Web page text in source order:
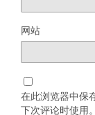
网站
在此浏览器中保
下次评论时使用。